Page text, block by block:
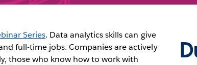
Series. Data analytics skills can give
full-time jobs. Companies are actively
those who know how to work with